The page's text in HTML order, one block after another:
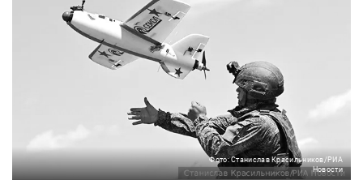
Фото: Станислав Красильников/РИА
Новости